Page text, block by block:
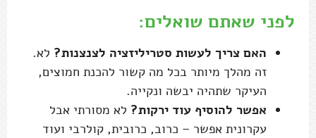
לפני שאתם שואלים:
האם צריך לעשות סטריליזציה לצנצנות? לא.
זה מהלך מיותר בכל מה קשור להכנת חמוצים,
העיקר שתהיה יבשה ונקייה.
אפשר להוסיף עוד ירקות? לא מסורתי אבל
עקרונית אפשר – כרוב, כרובית, קולרבי ועוד